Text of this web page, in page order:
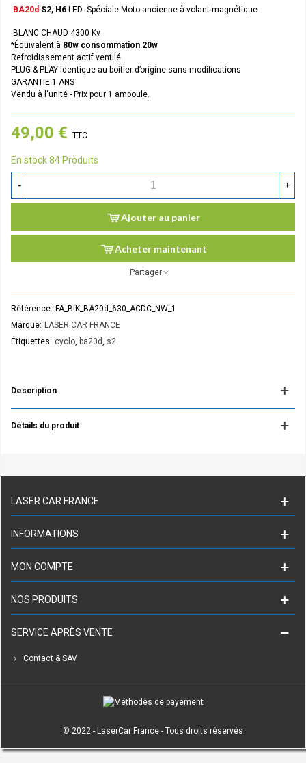
BA20d S2, H6 LED- Spéciale Moto ancienne à volant magnétique
BLANC CHAUD 4300 Kv
*Équivalent à 80w consommation 20w
Refroidissement actif ventilé
PLUG & PLAY Identique au boitier d’origine sans modifications
GARANTIE 1 ANS
Vendu à l'unité - Prix pour 1 ampoule.
49,00 € TTC
En stock84 Produits
- +
Ajouter au panier
Acheter maintenant
Partager
Référence: FA_BIK_BA20d_630_ACDC_NW_1
Marque: LASER CAR FRANCE
Étiquettes: cyclo, ba20d, s2
Description
Détails du produit
LASER CAR FRANCE
INFORMATIONS
MON COMPTE
NOS PRODUITS
SERVICE APRÈS VENTE
Contact & SAV
© 2022 - LaserCar France - Tous droits réservés